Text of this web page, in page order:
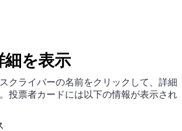
細を表示
クライバーの名前をクリックして、詳細
投票者カードには以下の情報が表示され